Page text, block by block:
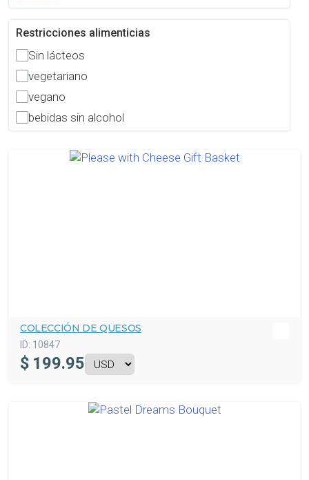
Restricciones alimenticias
Sin lácteos
vegetariano
vegano
bebidas sin alcohol
COLECCIÓN DE QUESOS
ID: 10847
$ 199.95